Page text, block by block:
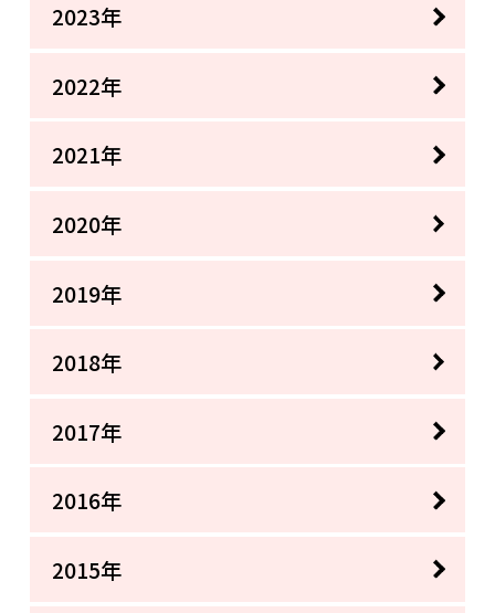
2023年
2022年
2021年
2020年
2019年
2018年
2017年
2016年
2015年